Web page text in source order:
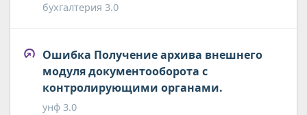
бухгалтерия 3.0
Ошибка Получение архива внешнего
модуля документооборота с
контролирующими органами.
унф 3.0